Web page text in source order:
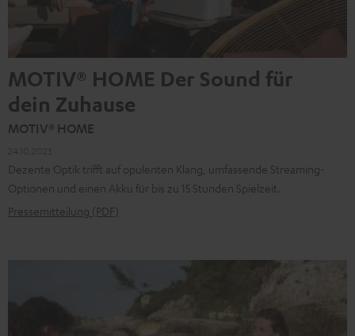
MOTIV® HOME Der Sound für
dein Zuhause
MOTIV® HOME
Dezente Optik trifft auf opulenten Klang, umfassende Streaming-
Optionen und einen Akku für bis zu 15 Stunden Spielzeit.
Pressemitteilung (PDF)